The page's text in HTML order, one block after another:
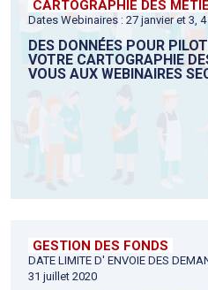
CARTOGRAPHIE DES
Dates Webinaires : 27 janvier et 3,
DES DONNÉES POUR
VOTRE CARTOGRAPHIE
VOUS AUX WEBINAIRES
GESTION DES FONDS
DATE LIMITE D' ENVOIE DES
31 juillet 2020